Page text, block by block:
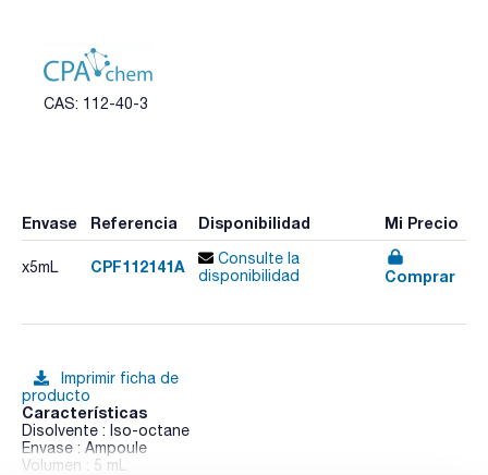
CAS: 112-40-3
Envase Referencia Disponibilidad Mi Precio
x5mL CPF112141A
Consulte la
disponibilidad
Comprar
Imprimir ficha de
producto
Características
Disolvente : Iso-octane
Envase : Ampoule
Volumen : 5 mL